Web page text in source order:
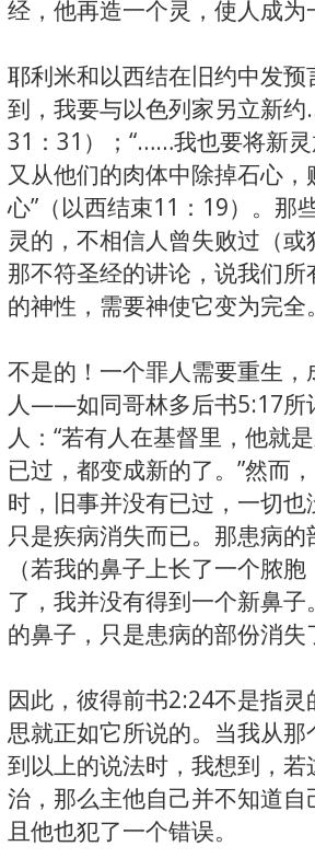
经，他再造一个灵，使人成为
耶利米和以西结在旧约中发预
到，我要与以色列家另立新
31：31）；“……我也要将新灵
又从他们的肉体中除掉石心，
心”（以西结束11：19）。那
灵的，不相信人曾失败过（或
那不符圣经的讲论，说我们所
的神性，需要神使它变为完全。
不是的！一个罪人需要重生，
人——如同哥林多后书5:17所
人：“若有人在基督里，他就
已过，都变成新的了。”然而
时，旧事并没有已过，一切也
只是疾病消失而已。那患病的
（若我的鼻子上长了一个脓
了，我并没有得到一个新鼻
的鼻子，只是患病的部份消失
因此，彼得前书2:24不是指灵
思就正如它所说的。当我从那
到以上的说法时，我想到，若
治，那么主他自己并不知道自
且他也犯了一个错误。